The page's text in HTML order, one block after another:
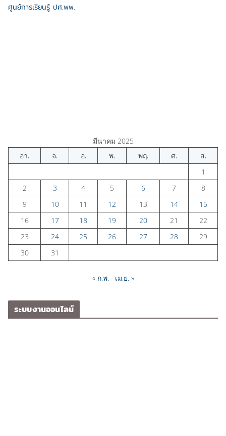
ศูนย์การเรียนรู้ ปศ.พพ.
มีนาคม 2025
อา.
จ. อ. พ. พฤ. ศ.
ส.
1
2
3 4 5 6 7
8
9
10 11 12 13 14
15
16
17 18 19 20 21
22
23
24 25 26 27 28
29
30
31
« ก.พ. เม.ย. »
ระบบงานออนไลน์